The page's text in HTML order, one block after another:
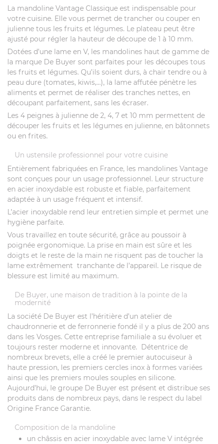
La mandoline Vantage Classique est indispensable pour
votre cuisine. Elle vous permet de trancher ou couper en
julienne tous les fruits et légumes. Le plateau peut être
ajusté pour régler la hauteur de découpe de 1 à 10 mm.
Dotées d’une lame en V, les mandolines haut de gamme de
la marque De Buyer sont parfaites pour les découpes tous
les fruits et légumes. Qu’ils soient durs, à chair tendre ou à
peau dure (tomates, kiwis,…), la lame affutée pénètre les
aliments et permet de réaliser des tranches nettes, en
découpant parfaitement, sans les écraser.
Les 4 peignes à julienne de 2, 4, 7 et 10 mm permettent de
découper les fruits et les légumes en julienne, en bâtonnets
ou en frites.
Un ustensile professionnel pour votre cuisine
Entièrement fabriquées en France, les mandolines Vantage
sont conçues pour un usage professionnel. Leur structure
en acier inoxydable est robuste et fiable, parfaitement
adaptée à un usage fréquent et intensif.
L’acier inoxydable rend leur entretien simple et permet une
hygiène parfaite.
Vous travaillez en toute sécurité, grâce au poussoir à
poignée ergonomique. La prise en main est sûre et les
doigts et le reste de la main ne risquent pas de toucher la
lame extrêmement tranchante de l’appareil. Le risque de
blessure est limité au maximum.
De Buyer, une maison de tradition à la pointe de la
modernité
La société De Buyer est l’héritière d’un atelier de
chaudronnerie et de ferronnerie fondé il y a plus de 200 ans
dans les Vosges. Cette entreprise familiale a su évoluer et
toujours rester moderne et innovante. Détentrice de
nombreux brevets, elle a créé le premier autocuiseur à
haute pression, les premiers cercles inox à formes variées
ainsi que les premiers moules souples en silicone.
Aujourd’hui, le groupe De Buyer est présent et distribue ses
produits dans de nombreux pays, dans le respect du label
Origine France Garantie.
Composition de la mandoline
un châssis en acier inoxydable avec lame V intégrée